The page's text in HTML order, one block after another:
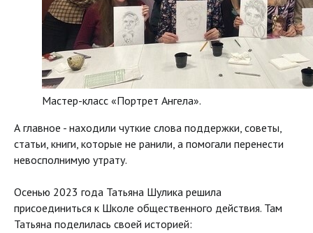
Мастер-класс «Портрет Ангела».
А главное - находили чуткие слова поддержки, советы,
статьи, книги, которые не ранили, а помогали перенести
невосполнимую утрату.
Осенью 2023 года Татьяна Шулика решила
присоединиться к Школе общественного действия. Там
Татьяна поделилась своей историей: